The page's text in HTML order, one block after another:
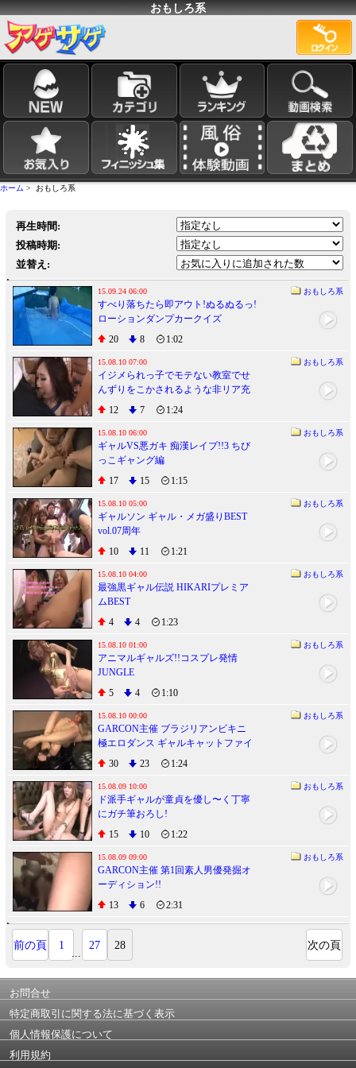
おもしろ系
ホーム > おもしろ系
再生時間:
投稿時期:
並替え:
15.09.24 06:00 おもしろ系
すべり落ちたら即アウト!ぬるぬるっ!
ローションダンプカークイズ
20
8 1:02
15.08.10 07:00 おもしろ系
イジメられっ子でモテない教室でせ
んずりをこかされるような非リア充
の僕、ある日僕をイジメるクラスの
不良ギャルの弱味を握ってしまい、
それから僕の股間は熱くなり我慢で
きなくなったのでモテない奴等で集
団制裁復讐レイプしてやりました。
おまけに童貞喪失(ホシ)
12 7 1:24
15.08.10 06:00 おもしろ系
ギャルVS悪ガキ 痴漢レイプ!!3 ちび
っこギャング編
17
15 1:15
15.08.10 05:00 おもしろ系
ギャルソン ギャル・メガ盛りBEST
vol.07周年
10
11 1:21
15.08.10 04:00 おもしろ系
最強黒ギャル伝説 HIKARIプレミア
ムBEST
4
4 1:23
15.08.10 01:00 おもしろ系
アニマルギャルズ!!コスプレ発情
JUNGLE
5
4 1:10
15.08.10 00:00 おもしろ系
GARCON主催 ブラジリアンビキニ
極エロダンス ギャルキャットファイ
トカーニバル
30 23 1:24
15.08.09 10:00 おもしろ系
ド派手ギャルが童貞を優し〜く丁寧
にガチ筆おろし!
15
10 1:22
15.08.09 09:00 おもしろ系
GARCON主催 第1回素人男優発掘オ
ーディション!!
13
6 2:31
前の頁 1
...
27 28 次の頁
お問合せ
特定商取引に関する法に基づく表示
個人情報保護について
利用規約